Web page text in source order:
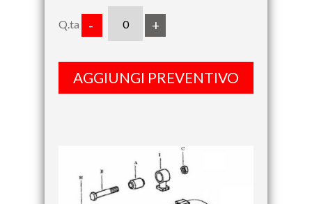
Q.ta - +
AGGIUNGI PREVENTIVO